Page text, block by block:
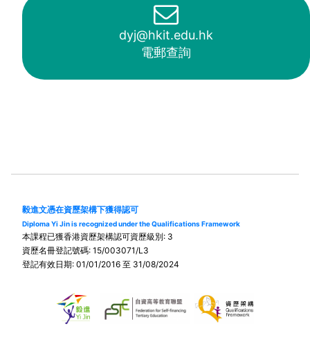
dyj@hkit.edu.hk
電郵查詢
毅進文憑在資歷架構下獲得認可
Diploma Yi Jin is recognized under the Qualifications Framework
本課程已獲香港資歷架構認可資歷級別: 3
資歷名冊登記號碼: 15/003071/L3
登記有效日期: 01/01/2016 至 31/08/2024